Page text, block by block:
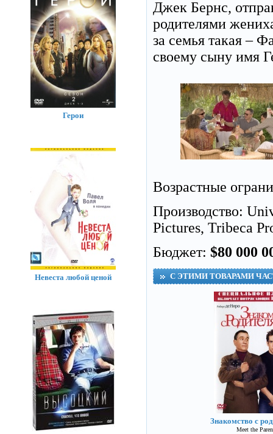
Джек Бернс,
родителями
за семья такая –
своему сыну имя
Возрастные
Производство:
Pictures, Tribeca
Бюджет: $80 000
С ЭТИМИ ТОВАРАМИ
Знакомство с
Meet the
Герои
Невеста любой ценой